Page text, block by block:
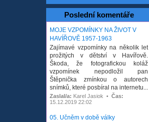
Poslední komentáře
MOJE VZPOMÍNKY NA ŽIVOT V
HAVÍŘOVĚ 1957-1963
Zajímavé vzpomínky na několik let
prožitých v dětství v Havířově.
Škoda, že fotografickou koláž
vzpomínek nepodložil pan
Štěpnička zmínkou o autorech
snímků, které posbíral na internetu...
Zaslal/a: Karel Jasiok • Čas:
15.12.2019 22:02
05. Učněm v době války